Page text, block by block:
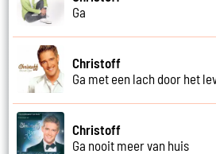
Ga
Christoff
Ga met een lach door het
Christoff
Ga nooit meer van huis